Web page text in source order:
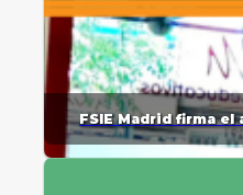
FSIE Madrid firma